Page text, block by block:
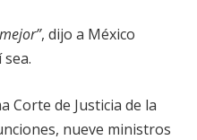
, dijo a México
Corte de Justicia de la
nueve ministros